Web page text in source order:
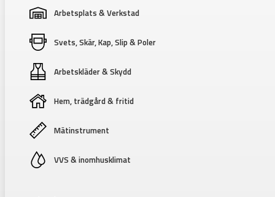
Arbetsplats & Verkstad
Svets, Skär, Kap, Slip & Poler
Arbetskläder & Skydd
Hem, trädgård & fritid
Mätinstrument
VVS & inomhusklimat